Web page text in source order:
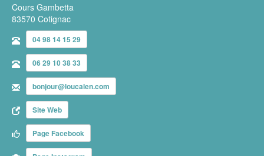
Cours Gambetta
83570 Cotignac
04 98 14 15 29
06 29 10 38 33
bonjour@loucalen.com
Site Web
Page Facebook